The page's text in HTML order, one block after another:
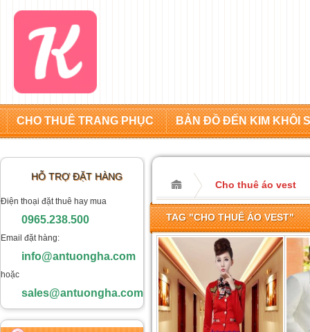
CHO THUÊ TRANG PHỤC BẢN ĐỒ ĐẾN KIM KHÔI
HỖ TRỢ ĐẶT HÀNG
Điện thoại đặt thuê hay mua
0965.238.500
Email đặt hàng:
info@antuongha.com
hoặc
sales@antuongha.com
Cho thuê áo vest
TAG "CHO THUÊ ÁO VEST"